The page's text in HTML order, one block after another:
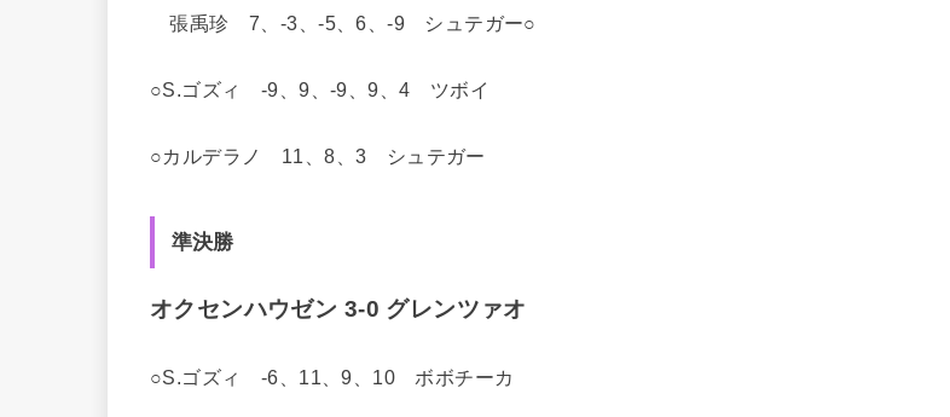
張禹珍 7、-3、-5、6、-9 シュテガー○
○S.ゴズィ -9、9、-9、9、4 ツボイ
○カルデラノ 11、8、3 シュテガー
準決勝
オクセンハウゼン 3-0 グレンツァオ
○S.ゴズィ -6、11、9、10 ボボチーカ